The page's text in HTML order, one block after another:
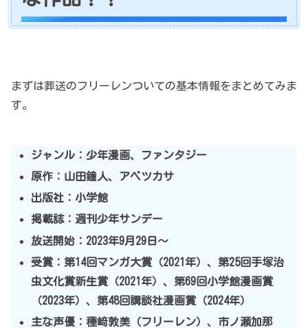
まずは葬送のフリーレンついての基本情報をまとめてみま
す。
ジャンル：少年漫画、ファンタジー
原作 ： 山田鐘人、アベツカサ
出版社：小学館
掲載誌：週刊少年サンデー
放送開始：2023年9月29日～
受賞：第14回マンガ大賞（2021年）、第25回手塚治
虫文化賞新生賞（2021年）、第69回小学館漫画賞
（2023年）、第48回講談社漫画賞（2024年）
主な声優：種﨑敦美（フリーレン）、市ノ瀬加那